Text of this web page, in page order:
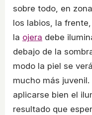
sobre todo, en
los labios, la
la ojera debe
debajo de la
modo la piel se
mucho más
aplicarse bien el
resultado que